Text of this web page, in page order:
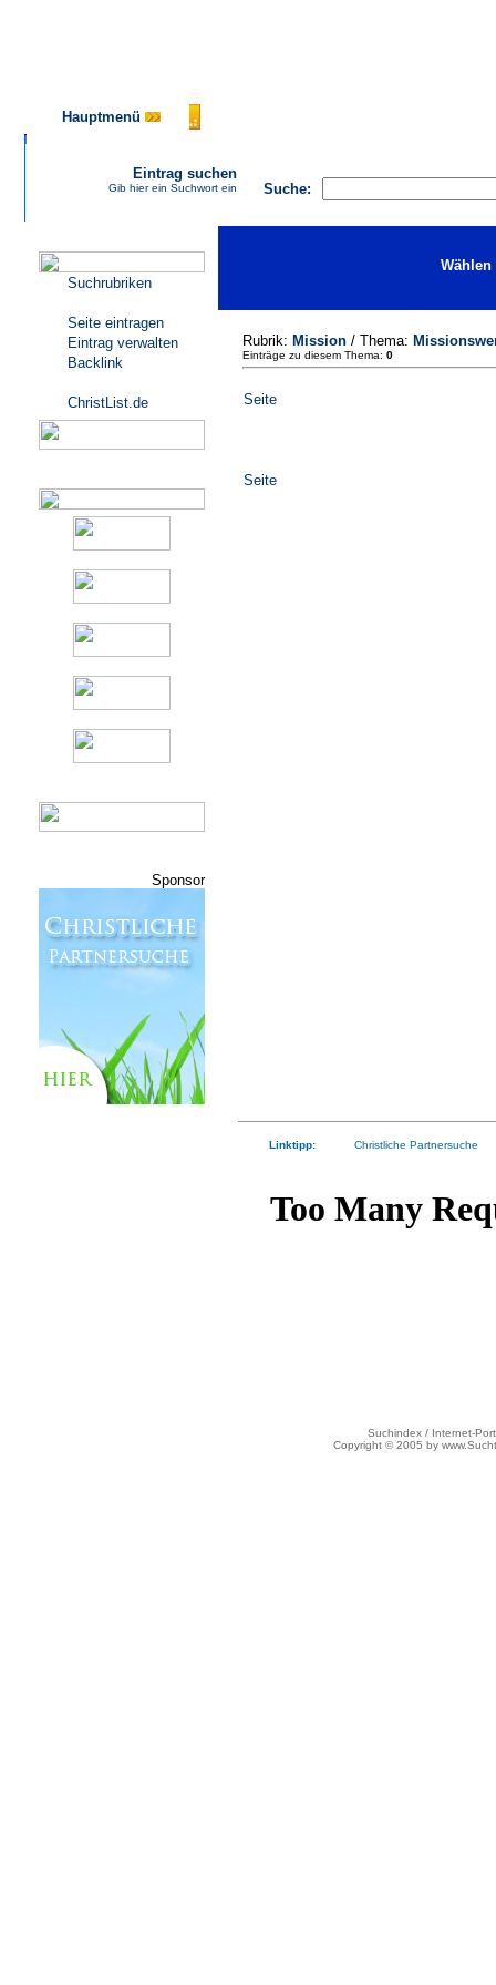
Hauptmenü
Suche:
Eintrag suchen
Gib hier ein Suchwort ein
Suchrubriken
Seite eintragen
Eintrag verwalten
Backlink
ChristList.de
Sponsor
Rubrik: Mission / Thema:
Einträge zu diesem Thema: 0
Seite
Seite
Linktipp: Christliche Partnersuche
Suchindex / Internet-
Copyright © 2005 by